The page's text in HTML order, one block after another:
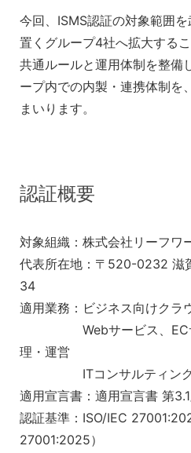
今回、ISMS認証の対象範囲
置くグループ4社へ拡大する
共通ルールと運用体制を整備
ープ内での内製・連携体制を
まいります。
認証概要
対象組織：株式会社リーフワ
代表所在地：〒520-0232 滋
34
適用業務：ビジネス向けクラ
Webサービス、ECサ
理・運営
ITコンサルティング
適用宣言書：適用宣言書 第
認証基準：ISO/IEC
27001:2025）